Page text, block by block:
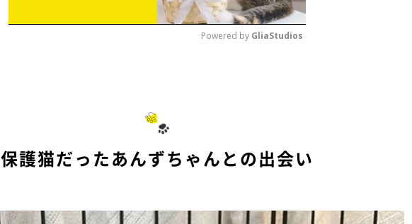
Powered by GliaStudios
保護猫だったあんずちゃんとの出会い